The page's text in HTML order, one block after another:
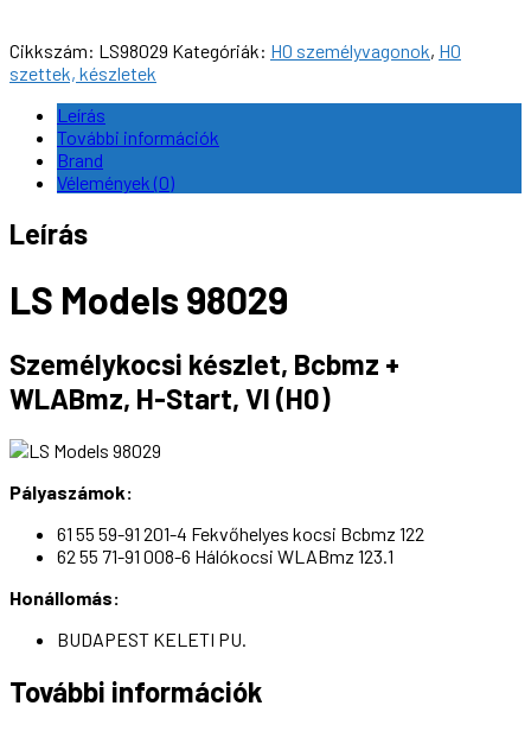
Cikkszám: LS98029 Kategóriák: H0 személyvagonok, H0
szettek, készletek
Leírás
További információk
Brand
Vélemények (0)
Leírás
LS Models 98029
Személykocsi készlet, Bcbmz +
WLABmz, H-Start, VI (H0)
Pályaszámok:
61 55 59-91 201-4 Fekvőhelyes kocsi Bcbmz 122
62 55 71-91 008-6 Hálókocsi WLABmz 123.1
Honállomás:
BUDAPEST KELETI PU.
További információk